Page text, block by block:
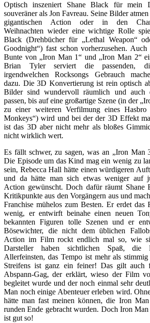
Optisch inszeniert Shane Black für mein
souveräner als Jon Favreau. Seine Bilder
gigantischen Action oder in den
Weihnachten wieder eine wichtige Rolle
Black (Drehbücher für „Lethal Weapon“
Goodnight“) fast schon vorherzusehen.
Bunte von „Iron Man 1“ und „Iron Man 2“
Brian Tyler serviert die passenden,
irgendwelchen Rocksongs Gebrauch
dazu. Die 3D Konvertierung ist rein optisch
Bilder sind wundervoll räumlich und auch
passen, bis auf eine großartige Szene (in der
zu einer weiteren Verfilmung eines
Monkeys“) wird und bei der der 3D Effekt
ist das 3D aber nicht mehr als bloßes
nicht wirklich wert.
Es fällt schwer, zu sagen, was an „Iron Man
Die Episode um das Kind mag ein wenig zu
sein, Rebecca Hall hätte einen würdigeren
und da hätte man sich etwas weniger auf
Action gewünscht. Doch dafür räumt Shane
Kritikpunkte aus den Vorgängern aus und
Franchise mühelos zum Besten. Er erdet das
wenig, er entwirft beinahe einen neuen
bekannten Figuren tolle Szenen und er
Bösewichter, die nicht dem üblichen
Action im Film rockt endlich mal so, wie
Darsteller haben sichtlichen Spaß,
Allerfeinsten, das Tempo ist mehr als
Streifens ist ganz ein feiner! Das gilt auch
Abspann-Gag, der erklärt, wieso der Film
begleitet wurde und der noch einmal sehr
Man noch einige Abenteuer erleben wird.
hätte man fast meinen können, die Iron
runden Ende gebracht wurden. Doch Iron
ist gut so!